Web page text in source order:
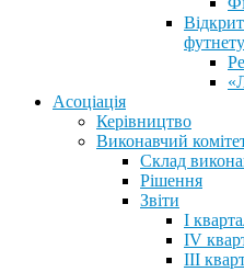
Асоціація
Керівництво
Виконавчий
Склад
Рішення
Звіти
I
IV
III